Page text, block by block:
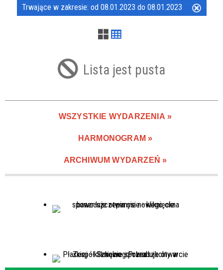
Szukana fraza
Trwające w zakresie: od 08.01.2023 do 08.01.2023
Lista jest pusta
WSZYSTKIE WYDARZENIA
HARMONOGRAM
ARCHIWUM WYDARZEŃ